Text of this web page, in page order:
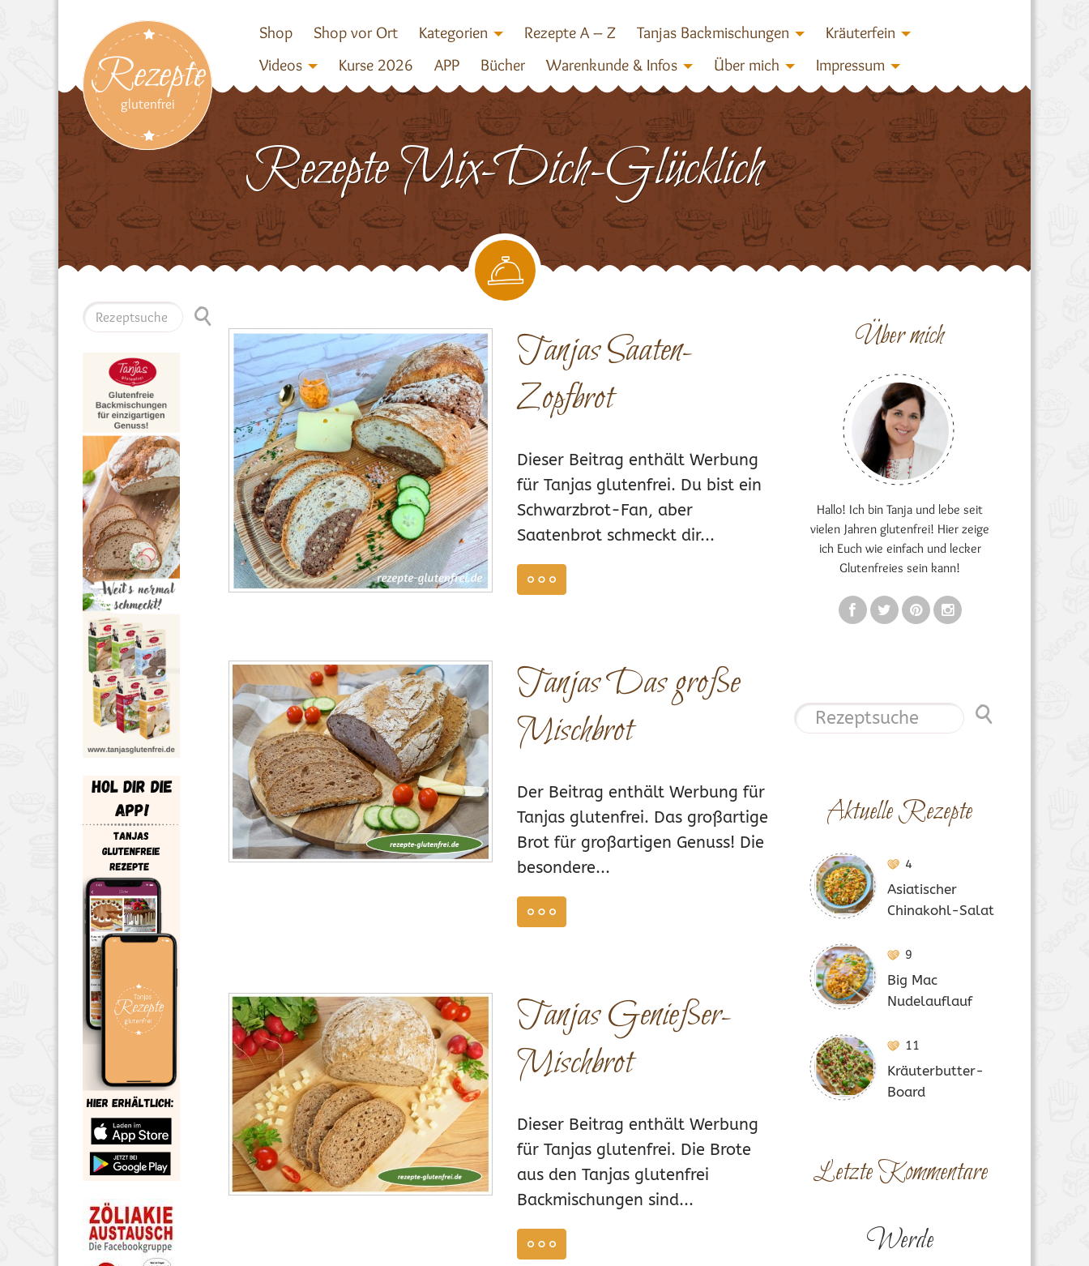
Rezepte
glutenfrei
Shop Shop vor Ort Kategorien Rezepte A – Z Tanjas Backmischungen
Kräuterfein
Videos
Kurse 2026 APP Bücher Warenkunde & Infos Über mich Impressum
Rezepte Mix-Dich-Glücklich
REZEPTE MIX-DICH-GLÜCKLICH AUGUST
28 0
Tanjas Saaten-
Zopfbrot
Dieser Beitrag enthält Werbung
für Tanjas glutenfrei. Du bist ein
Schwarzbrot-Fan, aber
Saatenbrot schmeckt dir...
REZEPTE MIX-DICH-GLÜCKLICH
Tanjas Das große
Mischbrot
Der Beitrag enthält Werbung für
Tanjas glutenfrei. Das großartige
Brot für großartigen Genuss! Die
besondere...
Tanjas Genießer-
Mischbrot
Dieser Beitrag enthält Werbung
für Tanjas glutenfrei. Die Brote
aus den Tanjas glutenfrei
Backmischungen sind...
Über mich
Hallo! Ich bin Tanja und lebe seit
vielen Jahren glutenfrei! Hier zeige
ich Euch wie einfach und lecker
Glutenfreies sein kann!
Aktuelle Rezepte
4
Asiatischer
Chinakohl-Salat
9
Big Mac
Nudelauflauf
11
Kräuterbutter-
Board
Letzte Kommentare
Werde